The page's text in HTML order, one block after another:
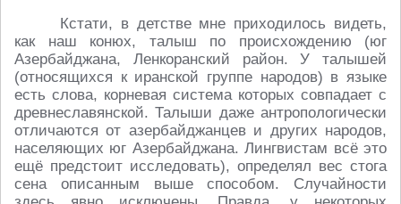
Кстати, в детстве мне приходилось видеть,
как наш конюх, талыш по происхождению (юг
Азербайджана, Ленкоранский район. У талышей
(относящихся к иранской группе народов) в языке
есть слова, корневая система которых совпадает с
древнеславянской. Талыши даже антропологически
отличаются от азербайджанцев и других народов,
населяющих юг Азербайджана. Лингвистам всё это
ещё предстоит исследовать), определял вес стога
сена описанным выше способом. Случайности